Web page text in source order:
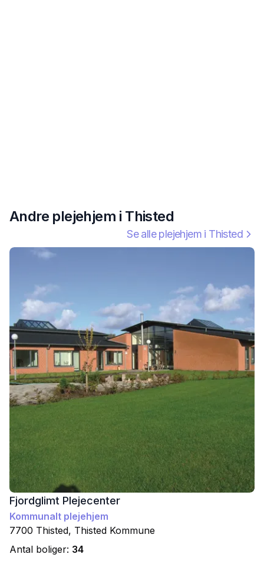
Andre plejehjem i Thisted
Se alle plejehjem i Thisted
Fjordglimt Plejecenter
Kommunalt plejehjem
7700 Thisted, Thisted Kommune
Antal boliger: 34